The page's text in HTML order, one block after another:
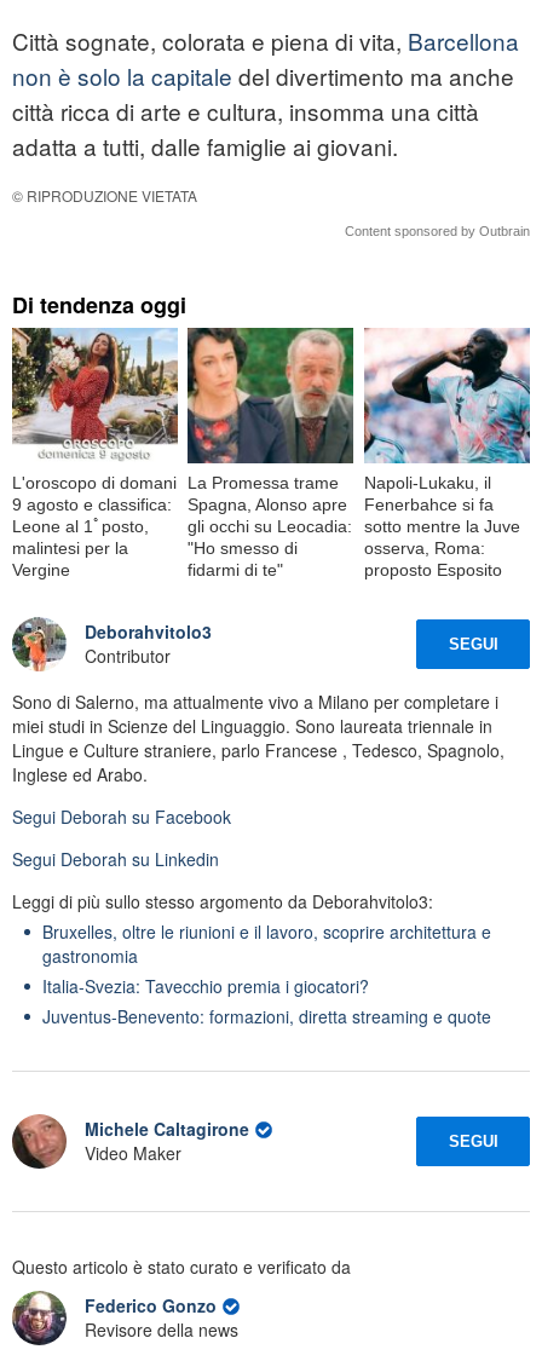
Città sognate, colorata e piena di vita, Barcellona
non è solo la capitale del divertimento ma anche
città ricca di arte e cultura, insomma una città
adatta a tutti, dalle famiglie ai giovani.
© RIPRODUZIONE VIETATA
Content sponsored by Outbrain
Di tendenza oggi
L'oroscopo di domani
9 agosto e classifica:
Leone al 1ﾟposto,
malintesi per la
Vergine
La Promessa trame
Spagna, Alonso apre
gli occhi su Leocadia:
"Ho smesso di
fidarmi di te"
Napoli-Lukaku, il
Fenerbahce si fa
sotto mentre la Juve
osserva, Roma:
proposto Esposito
Deborahvitolo3
Contributor
SEGUI
Sono di Salerno, ma attualmente vivo a Milano per completare i
miei studi in Scienze del Linguaggio. Sono laureata triennale in
Lingue e Culture straniere, parlo Francese , Tedesco, Spagnolo,
Inglese ed Arabo.
Segui Deborah su Facebook
Segui Deborah su Linkedin
Leggi di più sullo stesso argomento da Deborahvitolo3:
Bruxelles, oltre le riunioni e il lavoro, scoprire architettura e
gastronomia
Italia-Svezia: Tavecchio premia i giocatori?
Juventus-Benevento: formazioni, diretta streaming e quote
Michele Caltagirone
Video Maker
SEGUI
Questo articolo è stato curato e verificato da
Federico Gonzo
Revisore della news